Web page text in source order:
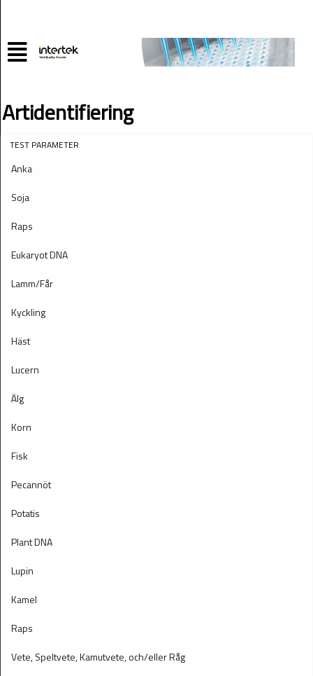
Artidentifiering
TEST PARAMETER
Anka
Soja
Raps
Eukaryot DNA
Lamm/Får
Kyckling
Häst
Lucern
Älg
Korn
Fisk
Pecannöt
Potatis
Plant DNA
Lupin
Kamel
Raps
Vete, Speltvete, Kamutvete, och/eller Råg